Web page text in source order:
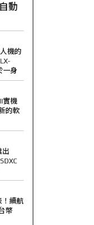
動
機的
一身
實機
的軟
出
！續航
幣